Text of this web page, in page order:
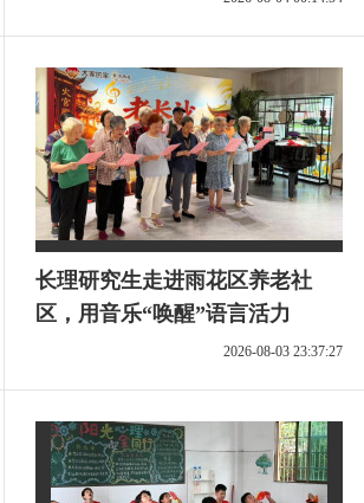
长理研究生走进雨花区养老社
区，用音乐“唤醒”语言活力
2026-08-03 23:37:27